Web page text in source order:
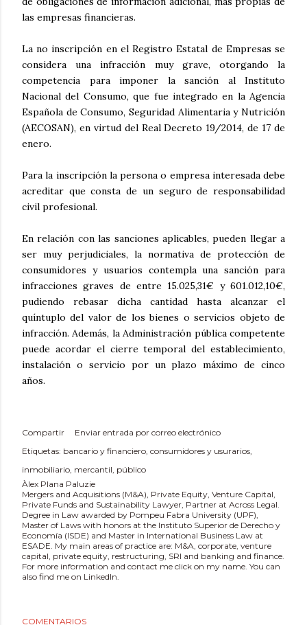
las empresas financieras.
La no inscripción en el Registro Estatal de Empresas se
considera una infracción muy grave, otorgando la
competencia para imponer la sanción al Instituto
Nacional del Consumo, que fue integrado en la Agencia
Española de Consumo, Seguridad Alimentaria y Nutrición
(AECOSAN), en virtud del Real Decreto 19/2014, de 17 de
enero.
Para la inscripción la persona o empresa interesada debe
acreditar que consta de un seguro de responsabilidad
civil profesional.
En relación con las sanciones aplicables, pueden llegar a
ser muy perjudiciales, la normativa de protección de
consumidores y usuarios contempla una sanción para
infracciones graves de entre 15.025,31€ y 601.012,10€,
pudiendo rebasar dicha cantidad hasta alcanzar el
quíntuplo del valor de los bienes o servicios objeto de
infracción. Además, la Administración pública competente
puede acordar el cierre temporal del establecimiento,
instalación o servicio por un plazo máximo de cinco
años.
Compartir
Enviar entrada por correo electrónico
Etiquetas: bancario y financiero consumidores y usurarios
inmobiliario mercantil público
Àlex Plana Paluzie
Mergers and Acquisitions (M&A), Private Equity, Venture Capital,
Private Funds and Sustainability Lawyer, Partner at Across Legal.
Degree in Law awarded by Pompeu Fabra University (UPF),
Master of Laws with honors at the Instituto Superior de Derecho y
Economía (ISDE) and Master in International Business Law at
ESADE. My main areas of practice are: M&A, corporate, venture
capital, private equity, restructuring, SRI and banking and finance.
For more information and contact me click on my name. You can
also find me on LinkedIn.
COMENTARIOS